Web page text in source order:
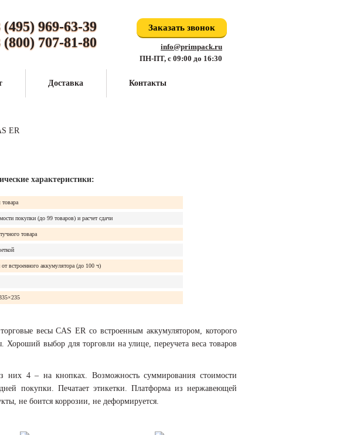
ER
характеристики:
покупки (до 99 товаров) и расчет сдачи
товара
от встроенного аккумулятора (до 100 ч)
весы CAS ER со встроенным аккумулятором, которого
Хороший выбор для торговли на улице, переучета веса товаров
них 4 – на кнопках. Возможность суммирования стоимости
покупки. Печатает этикетки. Платформа из нержавеющей
не боится коррозии, не деформируется.
(495) 969-63-39
(800) 707-81-80
Заказать звонок
info@primpack.ru
ПН-ПТ, с 09:00 до 16:30
Доставка Контакты